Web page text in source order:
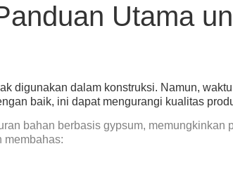
Utama
digunakan dalam konstruksi. Namun,
baik, ini dapat mengurangi kualitas
bahan berbasis gypsum,
membahas: